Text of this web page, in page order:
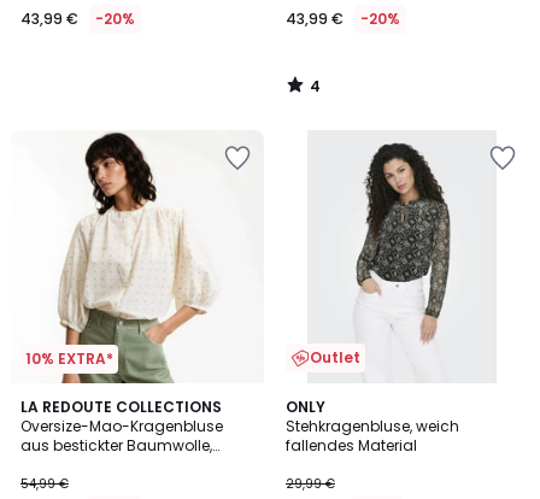
Statt
angewendet.
43,99 € -20% 43,99 € -20%
4
/
10% EXTRA*
LA REDOUTE COLLECTIONS
Oversize-Mao-Kragenbluse
aus bestickter Baumwolle,
54,99 €
4,2
/ 5
Outlet
ONLY
Stehkragenbluse, weich
fallendes Material
29,99 €
4,1
/ 5